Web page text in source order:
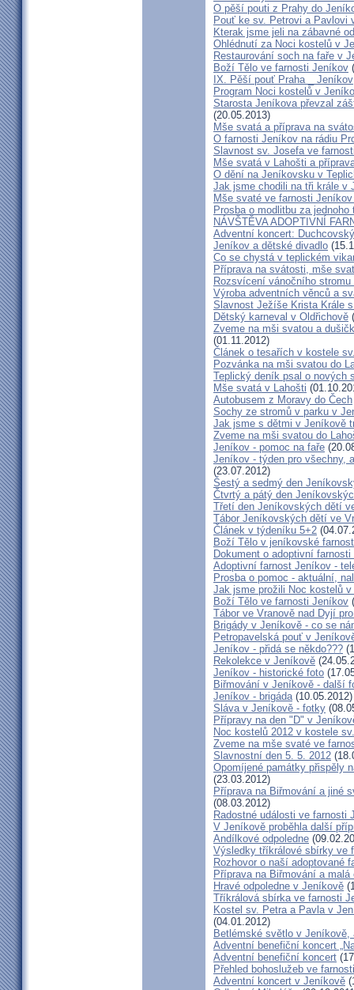
O pěší pouti z Prahy do
Pouť ke sv. Petrovi a Pavlovi
Kterak jsme jeli na zábavné
Ohlédnutí za Noci kostelů v
Restaurování soch na faře v
Boží Tělo ve farnosti Jeníkov
IX. Pěší pouť Praha _ Jeníkov
Program Noci kostelů v
Starosta Jeníkova převzal
(20.05.2013)
Mše svatá a příprava na
O farnosti Jeníkov na rádiu
Slavnost sv. Josefa ve
Mše svatá v Lahošti a
O dění na Jeníkovsku v
Jak jsme chodili na tři krále v
Mše svaté ve farnosti
Prosba o modlitbu za jednoho
NÁVŠTĚVA ADOPTIVNÍ
Adventní koncert:
Jeníkov a dětské divadlo
Co se chystá v teplickém
Příprava na svátosti, mše
Rozsvícení vánočního
Výroba adventních věnců a
Slavnost Ježíše Krista Krále
Dětský karneval v Oldřichově
Zveme na mši svatou a
(01.11.2012)
Článek o tesařích v kostele
Pozvánka na mši svatou do
Teplický deník psal o nových
Mše svatá v Lahošti
Autobusem z Moravy do Čech
Sochy ze stromů v parku v
Jak jsme s dětmi v Jeníkově
Zveme na mši svatou do
Jeníkov - pomoc na faře
Jeníkov - týden pro všechny,
(23.07.2012)
Šestý a sedmý den
Čtvrtý a pátý den
Třetí den Jeníkovských dětí
Tábor Jeníkovských dětí ve
Článek v týdeníku 5+2
Boží Tělo v jeníkovské
Dokument o adoptivní
Adoptivní farnost Jeníkov -
Prosba o pomoc - aktuální,
Jak jsme prožili Noc kostelů
Boží Tělo ve farnosti Jeníkov
Tábor ve Vranově nad Dyjí
Brigády v Jeníkově - co se
Petropavelská pouť v
Jeníkov - přidá se někdo???
Rekolekce v Jeníkově
Jeníkov - historické foto
Biřmování v Jeníkově - další
Jeníkov - brigáda(10.05.2012)
Sláva v Jeníkově - fotky
Přípravy na den "D" v
Noc kostelů 2012 v kostele
Zveme na mše svaté ve
Slavnostní den 5. 5. 2012
Opomíjené památky přispěly
(23.03.2012)
Příprava na Biřmování a jiné
(08.03.2012)
Radostné události ve farnosti
V Jeníkově proběhla další
Andílkové odpoledne
Výsledky tříkrálové sbírky ve
Rozhovor o naší adoptované
Příprava na Biřmování a
Hravé odpoledne v Jeníkově
Tříkrálová sbírka ve farnosti
Kostel sv. Petra a Pavla v
(04.01.2012)
Betlémské světlo v
Adventní benefiční koncert
Adventní benefiční koncert
Přehled bohoslužeb ve
Adventní koncert v Jeníkově